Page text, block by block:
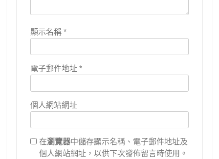
顯示名稱 *
電子郵件地址 *
個人網站網址
在瀏覽器中儲存顯示名稱、電子郵件地址及
個人網站網址，以供下次發佈留言時使用。